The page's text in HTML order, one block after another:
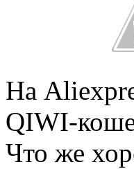
На
QIWI-
Что же